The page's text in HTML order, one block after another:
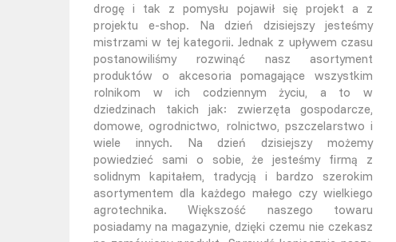
drogę i tak z pomysłu pojawił się projekt a z
projektu e-shop. Na dzień dzisiejszy jesteśmy
mistrzami w tej kategorii. Jednak z upływem czasu
postanowiliśmy rozwinąć nasz asortyment
produktów o akcesoria pomagające wszystkim
rolnikom w ich codziennym życiu, a to w
dziedzinach takich jak: zwierzęta gospodarcze,
domowe, ogrodnictwo, rolnictwo, pszczelarstwo i
wiele innych. Na dzień dzisiejszy możemy
powiedzieć sami o sobie, że jesteśmy firmą z
solidnym kapitałem, tradycją i bardzo szerokim
asortymentem dla każdego małego czy wielkiego
agrotechnika. Większość naszego towaru
posiadamy na magazynie, dzięki czemu nie czekasz